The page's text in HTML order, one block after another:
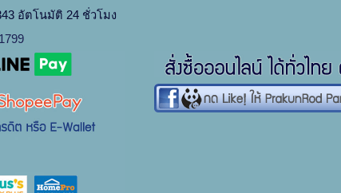
อัตโนมัติ 24 ชั่วโมง